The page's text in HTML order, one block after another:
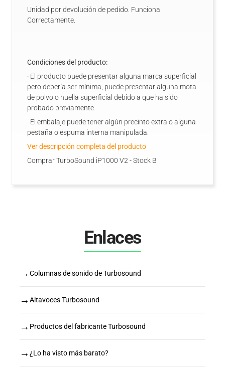
Unidad por devolución de pedido. Funciona
Correctamente.
Condiciones del producto:
· El producto puede presentar alguna marca superficial
pero debería ser mínima, puede presentar alguna mota
de polvo o huella superficial debido a que ha sido
probado previamente.
· El embalaje puede tener algún precinto extra o alguna
pestaña o espuma interna manipulada.
Ver descripción completa del producto
Comprar TurboSound iP1000 V2 - Stock B
Enlaces
→ Columnas de sonido de Turbosound
→ Altavoces Turbosound
→ Productos del fabricante Turbosound
→ ¿Lo ha visto más barato?